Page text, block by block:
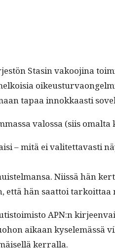
Stasin vakoo­ji­na
tapaa innokkaasti
val­os­sa (siis
– mitä ei valitet­tavasti
Niis­sä hän
että hän saat­toi tarkoit­taa
APN:n
aikaan
kerralla.